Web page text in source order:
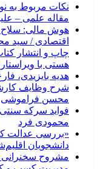
مقاله علمی –
هوش مالی: سلاح
اقتصادی / سید
چاپ و انتشار
هستی با
هدیه بایزیدی،
شرح وظایف
محسن فراموشی
فواید سرکه
محمودی فرد
«بررسی عدالت
دانشجویان
مشروح